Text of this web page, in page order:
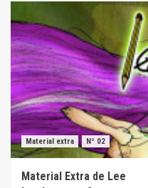
Material extra Nº 02
Material Extra de Lee